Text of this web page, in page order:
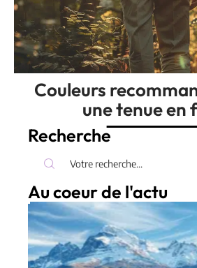
Couleurs
une tenue en
Recherche
Au coeur de l'actu